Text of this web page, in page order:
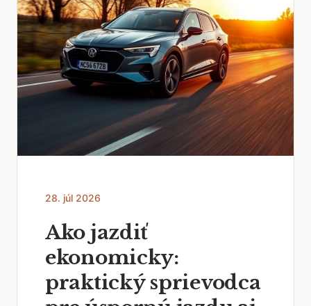
28. júl 2026
Ako jazdiť
ekonomicky:
praktický sprievodca